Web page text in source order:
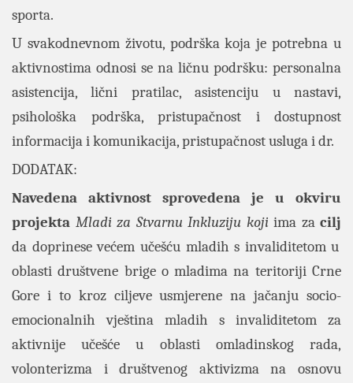
sporta.
U svakodnevnom životu, podrška koja je potrebna u
aktivnostima odnosi se na ličnu podršku: personalna
asistencija, lični pratilac, asistenciju u nastavi,
psihološka podrška, pristupačnost i dostupnost
informacija i komunikacija, pristupačnost usluga i dr.
DODATAK:
Navedena aktivnost sprovedena je u okviru
projekta Mladi za Stvarnu Inkluziju koji ima za cilj
da doprinese većem učešću mladih s invaliditetom u
oblasti društvene brige o mladima na teritoriji Crne
Gore i to kroz ciljeve usmjerene na jačanju socio-
emocionalnih vještina mladih s invaliditetom za
aktivnije učešće u oblasti omladinskog rada,
volonterizma i društvenog aktivizma na osnovu